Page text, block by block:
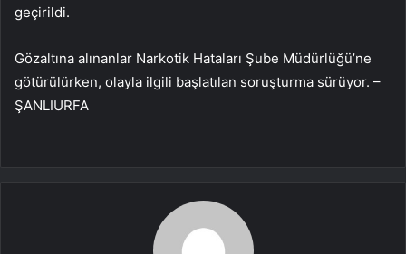
geçirildi.
Gözaltına alınanlar Narkotik Hataları Şube Müdürlüğü’ne
götürülürken, olayla ilgili başlatılan soruşturma sürüyor. –
ŞANLIURFA